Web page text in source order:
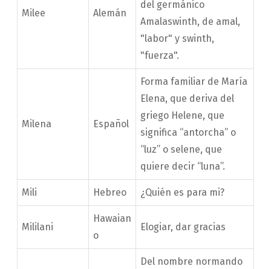
Milee Alemán
del germánico
Amalaswinth, de amal,
"labor" y swinth,
"fuerza".
Milena Español
Forma familiar de María
Elena, que deriva del
griego Helene, que
significa “antorcha” o
“luz” o selene, que
quiere decir “luna”.
Mili Hebreo ¿Quién es para mi?
Mililani
Hawaian
o
Elogiar, dar gracias
Del nombre normando